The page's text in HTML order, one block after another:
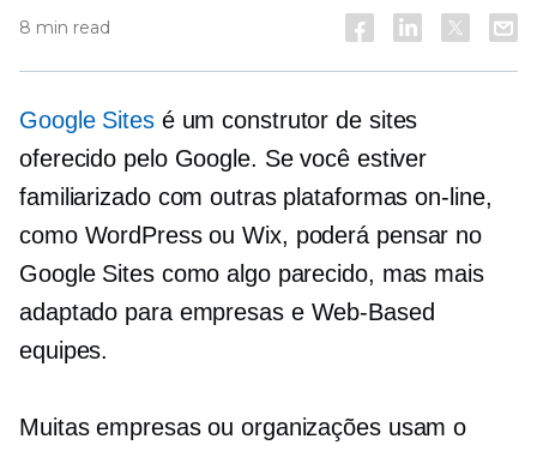
8 min read
Google Sitesé um construtor de sites
oferecido pelo Google. Se você estiver
familiarizado com outras plataformas on-line,
como WordPress ou Wix, poderá pensar no
Google Sites como algo parecido, mas mais
adaptado para empresas e Web-Based
equipes.
Muitas empresas ou organizações usam o